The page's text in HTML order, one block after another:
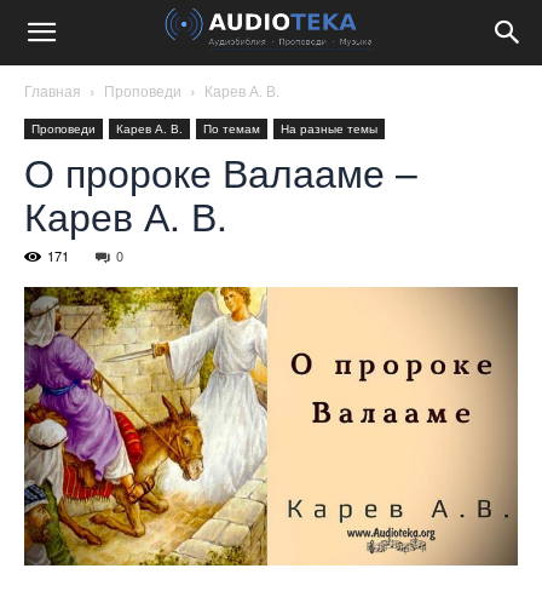
Главная Проповеди Карев А. В.
Проповеди Карев А. В. По темам На разные темы
О пророке Валааме –
Карев А. В.
171 0